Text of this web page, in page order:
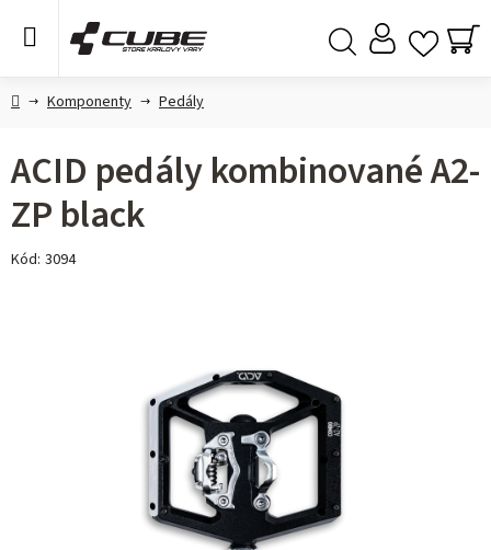
DomůKomponenty Pedály
ACID pedály kombinované A2-
ZP black
Kód: 3094